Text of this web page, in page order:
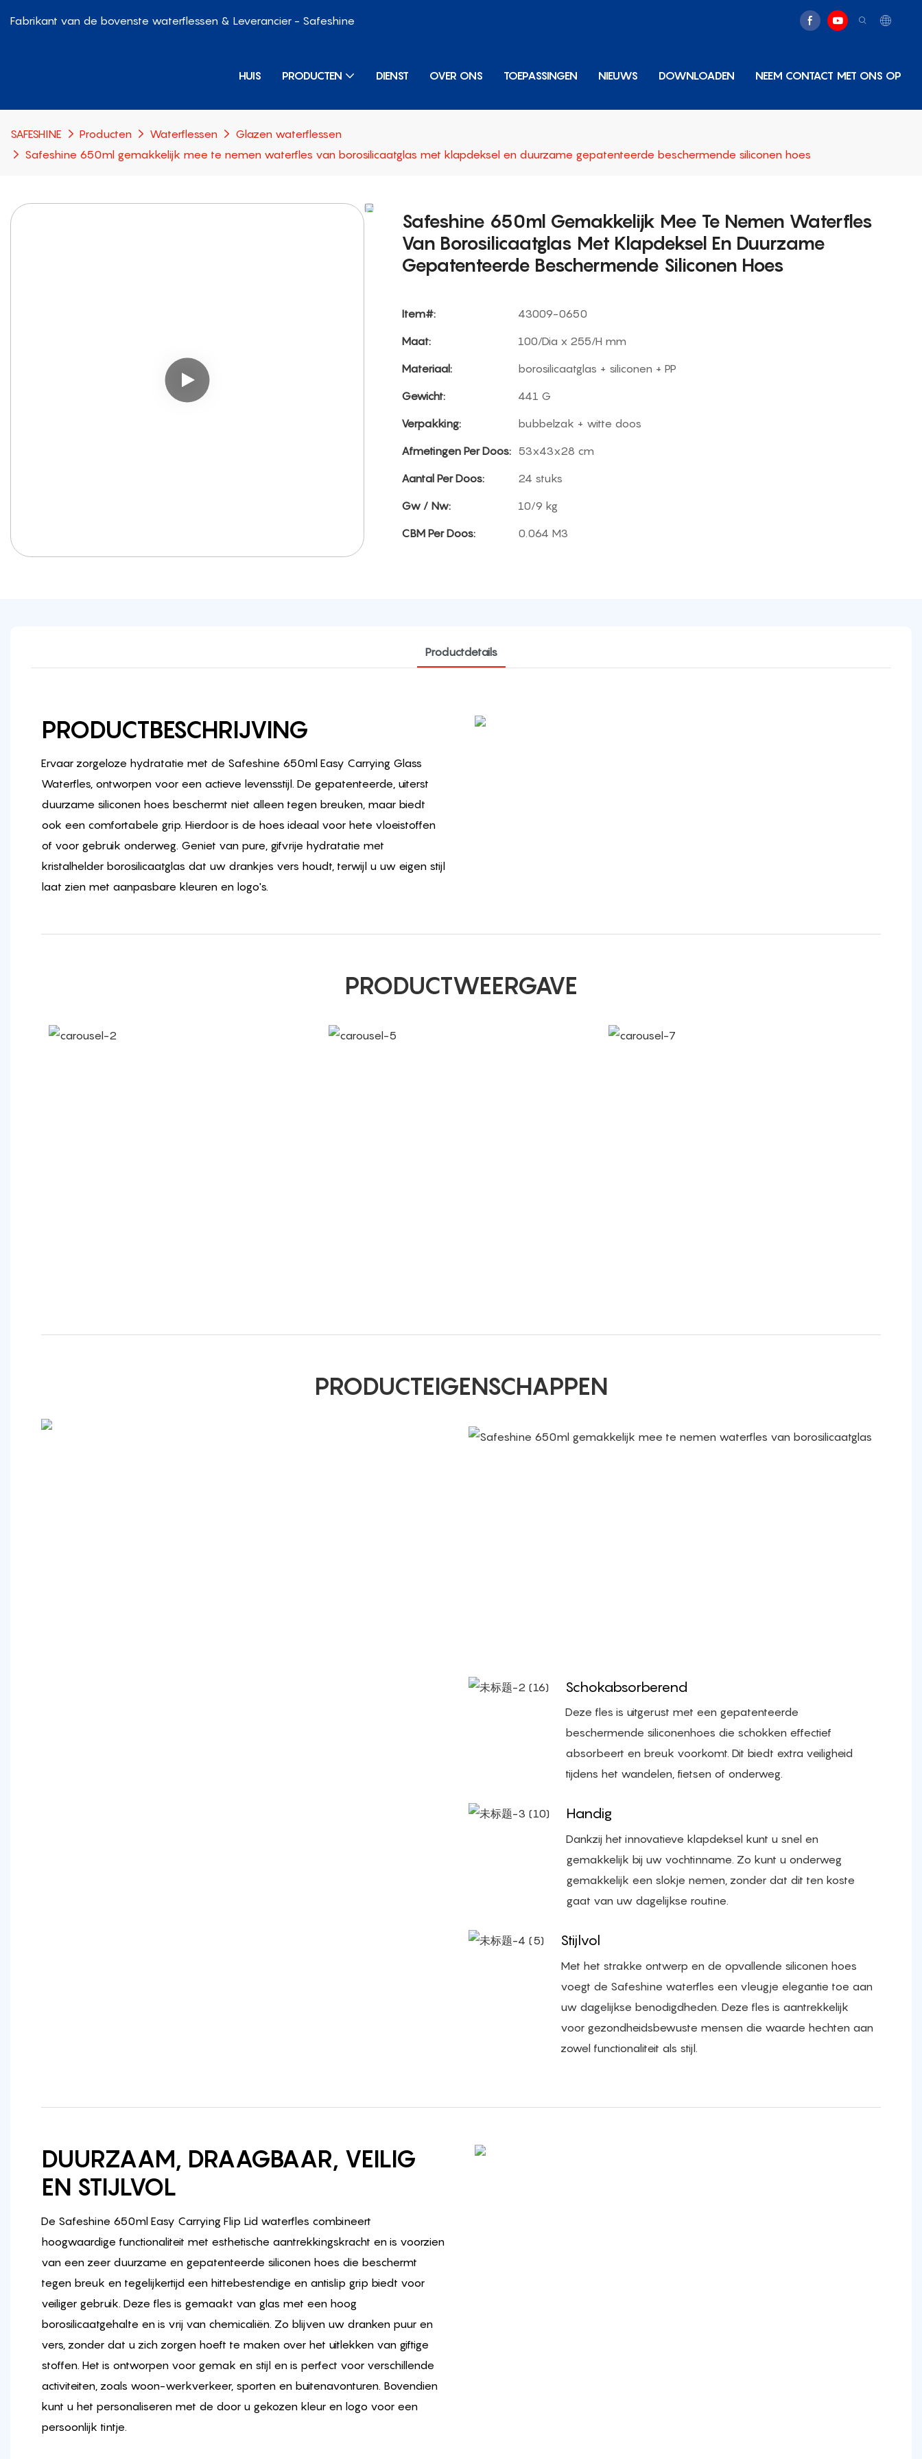
Fabrikant van de bovenste waterflessen & Leverancier - Safeshine
HUIS PRODUCTEN DIENST OVER ONS TOEPASSINGEN NIEUWS DOWNLOADEN NEEM CONTACT MET ONS OP
SAFESHINE Producten Waterflessen
Glazen waterflessen
Safeshine 650ml gemakkelijk mee te nemen waterfles van borosilicaatglas met klapdeksel en duurzame gepatenteerde beschermende siliconen hoes
Safeshine 650ml Gemakkelijk Mee Te Nemen Waterfles
Van Borosilicaatglas Met Klapdeksel En Duurzame
Gepatenteerde Beschermende Siliconen Hoes
Item#:
43009-0650
Maat:
100/Dia x 255/H mm
Materiaal:
borosilicaatglas + siliconen + PP
Gewicht:
441 G
Verpakking:
bubbelzak + witte doos
Afmetingen Per Doos: 53x43x28 cm
Aantal Per Doos:
24 stuks
Gw / Nw:
10/9 kg
CBM Per Doos:
0.064 M3
Productdetails
PRODUCTBESCHRIJVING
Ervaar zorgeloze hydratatie met de Safeshine 650ml Easy Carrying Glass
Waterfles, ontworpen voor een actieve levensstijl. De gepatenteerde, uiterst
duurzame siliconen hoes beschermt niet alleen tegen breuken, maar biedt
ook een comfortabele grip. Hierdoor is de hoes ideaal voor hete vloeistoffen
of voor gebruik onderweg. Geniet van pure, gifvrije hydratatie met
kristalhelder borosilicaatglas dat uw drankjes vers houdt, terwijl u uw eigen stijl
laat zien met aanpasbare kleuren en logo's.
PRODUCTWEERGAVE
PRODUCTEIGENSCHAPPEN
Schokabsorberend
Deze fles is uitgerust met een gepatenteerde
beschermende siliconenhoes die schokken effectief
absorbeert en breuk voorkomt. Dit biedt extra veiligheid
tijdens het wandelen, fietsen of onderweg.
Handig
Dankzij het innovatieve klapdeksel kunt u snel en
gemakkelijk bij uw vochtinname. Zo kunt u onderweg
gemakkelijk een slokje nemen, zonder dat dit ten koste
gaat van uw dagelijkse routine.
Stijlvol
Met het strakke ontwerp en de opvallende siliconen hoes
voegt de Safeshine waterfles een vleugje elegantie toe aan
uw dagelijkse benodigdheden. Deze fles is aantrekkelijk
voor gezondheidsbewuste mensen die waarde hechten aan
zowel functionaliteit als stijl.
DUURZAAM, DRAAGBAAR, VEILIG
EN STIJLVOL
De Safeshine 650ml Easy Carrying Flip Lid waterfles combineert
hoogwaardige functionaliteit met esthetische aantrekkingskracht en is voorzien
van een zeer duurzame en gepatenteerde siliconen hoes die beschermt
tegen breuk en tegelijkertijd een hittebestendige en antislip grip biedt voor
veiliger gebruik. Deze fles is gemaakt van glas met een hoog
borosilicaatgehalte en is vrij van chemicaliën. Zo blijven uw dranken puur en
vers, zonder dat u zich zorgen hoeft te maken over het uitlekken van giftige
stoffen. Het is ontworpen voor gemak en stijl en is perfect voor verschillende
activiteiten, zoals woon-werkverkeer, sporten en buitenavonturen. Bovendien
kunt u het personaliseren met de door u gekozen kleur en logo voor een
persoonlijk tintje.